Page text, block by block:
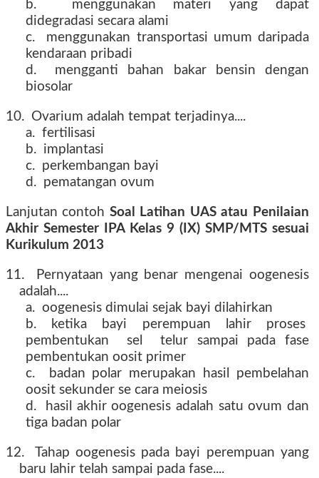
b. menggunakan materi yang dapat
didegradasi secara alami
c. menggunakan transportasi umum daripada
kendaraan pribadi
d. mengganti bahan bakar bensin dengan
biosolar
10. Ovarium adalah tempat terjadinya....
a. fertilisasi
b. implantasi
c. perkembangan bayi
d. pematangan ovum
Lanjutan contoh Soal Latihan UAS atau Penilaian
Akhir Semester IPA Kelas 9 (IX) SMP/MTS sesuai
Kurikulum 2013
11. Pernyataan yang benar mengenai oogenesis
adalah....
a. oogenesis dimulai sejak bayi dilahirkan
b. ketika bayi perempuan lahir proses
pembentukan sel telur sampai pada fase
pembentukan oosit primer
c. badan polar merupakan hasil pembelahan
oosit sekunder se cara meiosis
d. hasil akhir oogenesis adalah satu ovum dan
tiga badan polar
12. Tahap oogenesis pada bayi perempuan yang
baru lahir telah sampai pada fase....